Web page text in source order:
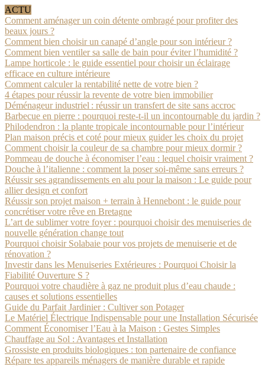
ACTU
Comment aménager un coin détente ombragé pour profiter des
beaux jours ?
Comment bien choisir un canapé d’angle pour son intérieur ?
Comment bien ventiler sa salle de bain pour éviter l’humidité ?
Lampe horticole : le guide essentiel pour choisir un éclairage
efficace en culture intérieure
Comment calculer la rentabilité nette de votre bien ?
4 étapes pour réussir la revente de votre bien immobilier
Déménageur industriel : réussir un transfert de site sans accroc
Barbecue en pierre : pourquoi reste-t-il un incontournable du jardin ?
Philodendron : la plante tropicale incontournable pour l’intérieur
Plan maison précis et coté pour mieux guider les choix du projet
Comment choisir la couleur de sa chambre pour mieux dormir ?
Pommeau de douche à économiser l’eau : lequel choisir vraiment ?
Douche à l’italienne : comment la poser soi-même sans erreurs ?
Réussir ses agrandissements en alu pour la maison : Le guide pour
allier design et confort
Réussir son projet maison + terrain à Hennebont : le guide pour
concrétiser votre rêve en Bretagne
L’art de sublimer votre foyer : pourquoi choisir des menuiseries de
nouvelle génération change tout
Pourquoi choisir Solabaie pour vos projets de menuiserie et de
rénovation ?
Investir dans les Menuiseries Extérieures : Pourquoi Choisir la
Fiabilité Ouverture S ?
Pourquoi votre chaudière à gaz ne produit plus d’eau chaude :
causes et solutions essentielles
Guide du Parfait Jardinier : Cultiver son Potager
Le Matériel Électrique Indispensable pour une Installation Sécurisée
Comment Économiser l’Eau à la Maison : Gestes Simples
Chauffage au Sol : Avantages et Installation
Grossiste en produits biologiques : ton partenaire de confiance
Répare tes appareils ménagers de manière durable et rapide